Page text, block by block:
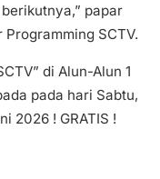
papar
SCTV.
di Alun-Alun 1
pada hari Sabtu,
2026 ! GRATIS !